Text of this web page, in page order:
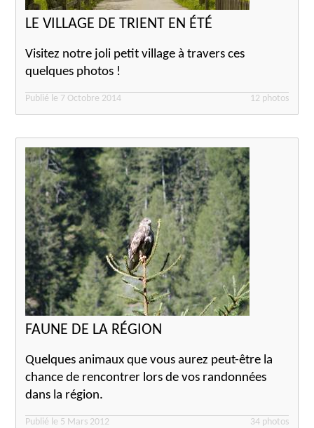
LE VILLAGE DE TRIENT EN ÉTÉ
Visitez notre joli petit village à travers ces
quelques photos !
Publié le 7 Octobre 2014 12 photos
FAUNE DE LA RÉGION
Quelques animaux que vous aurez peut-être la
chance de rencontrer lors de vos randonnées
dans la région.
Publié le 5 Mars 2012 34 photos